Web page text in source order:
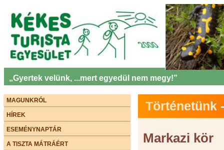
„Gyertek velünk, ...mert egyedül nem megy!”
MAGUNKRÓL
HÍREK
ESEMÉNYNAPTÁR
A TISZTA MÁTRÁÉRT
Történetünk
Markazi kör